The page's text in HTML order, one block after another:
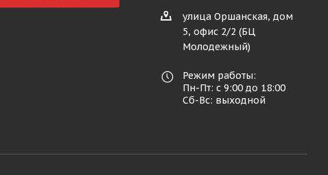
улица Оршанская, дом
5, офис 2/2 (БЦ
Молодежный)
Режим работы:
Пн-Пт: с 9:00 до 18:00
Сб-Вс: выходной